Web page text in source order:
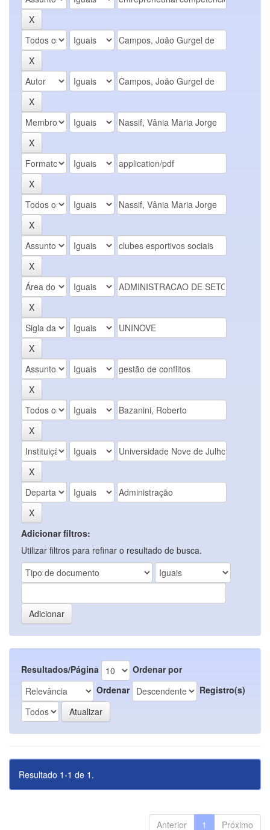
Adicionar filtros:
Utilizar filtros para refinar o resultado de busca.
Resultados/Página
Ordenar por
Ordenar
Registro(s)
Resultado 1-1 de 1.
Anterior 1 Próximo